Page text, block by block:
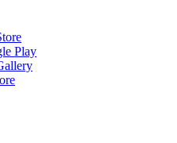
Play